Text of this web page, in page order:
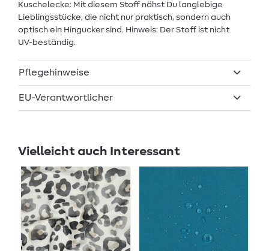
Kuschelecke: Mit diesem Stoff nähst Du langlebige
Lieblingsstücke, die nicht nur praktisch, sondern auch
optisch ein Hingucker sind. Hinweis: Der Stoff ist nicht
UV-beständig.
Pflegehinweise
EU-Verantwortlicher
Vielleicht auch Interessant